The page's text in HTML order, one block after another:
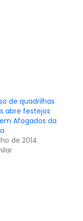
de quadrilhas
abre festejos
Afogados da
de 2014